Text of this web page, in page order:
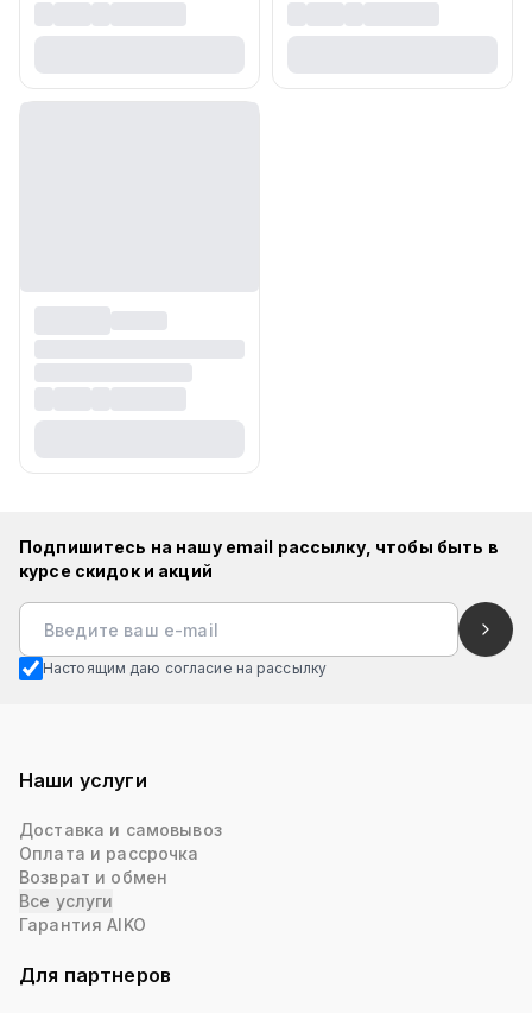
Подпишитесь на нашу email рассылку, чтобы быть в
курсе скидок и акций
Настоящим даю согласие на рассылку
Наши услуги
Доставка и самовывоз
Оплата и рассрочка
Возврат и обмен
Все услуги
Гарантия AIKO
Для партнеров